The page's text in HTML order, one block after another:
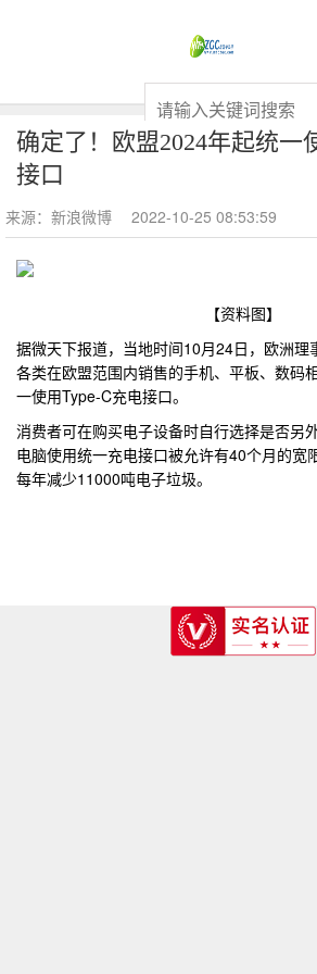
确定了！欧盟2024年起统一
接口
来源：新浪微博 2022-10-25 08:53:59
【资料图】
据微天下报道，当地时间10月24日，欧洲理
各类在欧盟范围内销售的手机、平板、数码
一使用Type-C充电接口。
消费者可在购买电子设备时自行选择是否另
电脑使用统一充电接口被允许有40个月的宽
每年减少11000吨电子垃圾。